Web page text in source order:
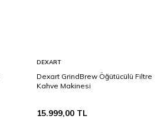
DEXART
Dexart GrindBrew Öğütücülü Filtre
Kahve Makinesi
15.999,00 TL